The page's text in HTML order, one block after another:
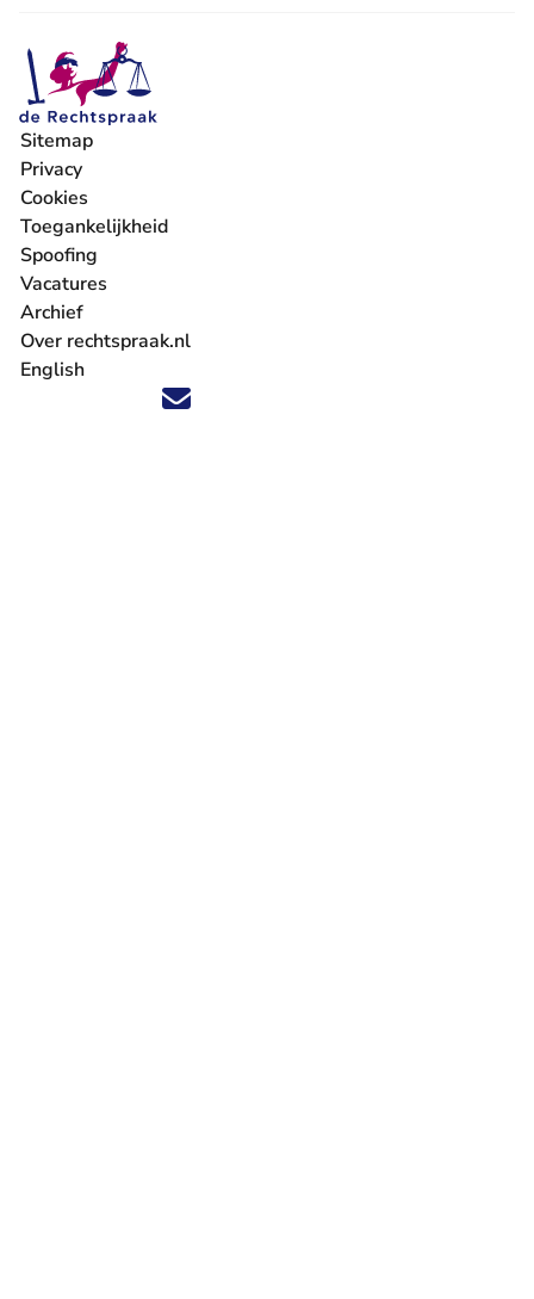
Volg ons op X (Twitter) - U verlaat Rechtspraak.nl
Volg ons op Facebook - U verlaat Rechtspraak.nl
Volg ons op Instagram - U verlaat Rechtspraak.nl
Volg ons op Youtube - U verlaat Rechtspraak.nl
Volg ons op LinkedIn - U verlaat
'Blijf op de hoogte' nieuwsbrief - U verlaat
Sitemap
Privacy
Cookies
Toegankelijkheid
Spoofing
Vacatures
- U verlaat Rechtspraak.nl
Archief
Over rechtspraak.nl
English